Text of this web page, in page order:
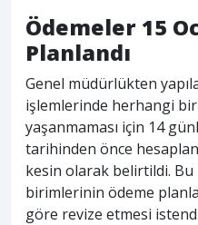
Ödemeler 15
Planlandı
Genel müdürlükten
işlemlerinde herhangi
yaşanmaması için 14
tarihinden önce
kesin olarak belirtildi.
birimlerinin ödeme
göre revize etmesi